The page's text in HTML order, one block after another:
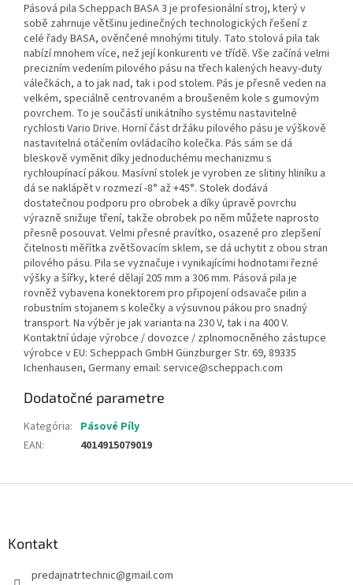
Pásová pila Scheppach BASA 3 je profesionální stroj, který v
sobě zahrnuje většinu jedinečných technologických řešení z
celé řady BASA, ověnčené mnohými tituly. Tato stolová pila tak
nabízí mnohem více, než její konkurenti ve třídě. Vše začíná velmi
precizním vedením pilového pásu na třech kalených heavy-duty
válečkách, a to jak nad, tak i pod stolem. Pás je přesně veden na
velkém, speciálně centrovaném a broušeném kole s gumovým
povrchem. To je součástí unikátního systému nastavitelné
rychlosti Vario Drive. Horní část držáku pilového pásu je výškově
nastavitelná otáčením ovládacího kolečka. Pás sám se dá
bleskově vyměnit díky jednoduchému mechanizmu s
rychloupínací pákou. Masívní stolek je vyroben ze slitiny hliníku a
dá se naklápět v rozmezí -8° až +45°. Stolek dodává
dostatečnou podporu pro obrobek a díky úpravě povrchu
výrazně snižuje tření, takže obrobek po něm můžete naprosto
přesně posouvat. Velmi přesné pravítko, osazené pro zlepšení
čitelnosti měřítka zvětšovacím sklem, se dá uchytit z obou stran
pilového pásu. Pila se vyznačuje i vynikajícími hodnotami řezné
výšky a šířky, které dělají 205 mm a 306 mm. Pásová pila je
rovněž vybavena konektorem pro připojení odsavače pilin a
robustním stojanem s kolečky a výsuvnou pákou pro snadný
transport. Na výběr je jak varianta na 230 V, tak i na 400 V.
Kontaktní údaje výrobce / dovozce / zplnomocněného zástupce
výrobce v EU: Scheppach GmbH Günzburger Str. 69, 89335
Ichenhausen, Germany email: service@scheppach.com
Dodatočné parametre
Kategória: Pásové Píly
EAN: 4014915079019
Kontakt
predajnatrtechnic@gmail.com